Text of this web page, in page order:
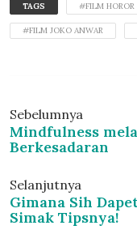
TAGS #FILM HOROR
#FILM JOKO ANWAR
Sebelumnya
Mindfulness
Berkesadaran
Selanjutnya
Gimana Sih
Simak Tipsnya!